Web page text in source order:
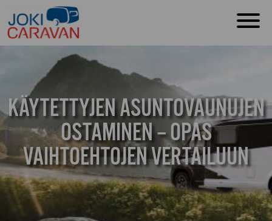
KÄYTETTYJEN ASUNTOVAUNUJEN
OSTAMINEN – OPAS
VAIHTOEHTOJEN VERTAILUUN